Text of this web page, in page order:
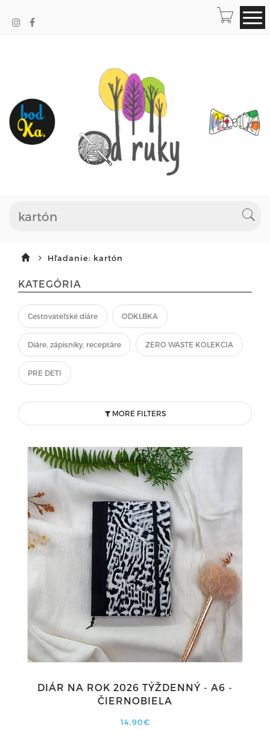
Hľadanie: kartón
KATEGÓRIA
Cestovateľské diáre ODKLBKA
Diáre, zápisníky, receptáre ZERO WASTE KOLEKCIA
PRE DETI
MORE FILTERS
DIÁR NA ROK 2026 TÝŽDENNÝ - A6 -
ČIERNOBIELA
14,90€